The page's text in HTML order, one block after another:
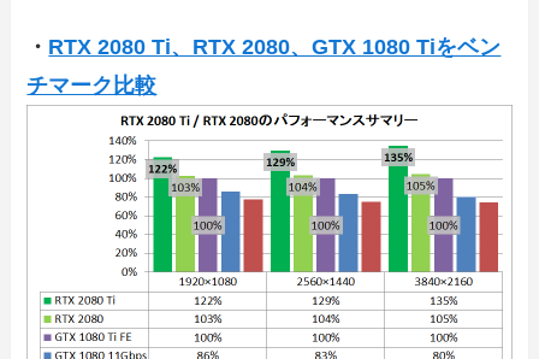
・ RTX 2080 Ti、RTX 2080、GTX 1080 Tiをベン
チマーク比較